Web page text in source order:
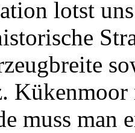
lotst
muss man